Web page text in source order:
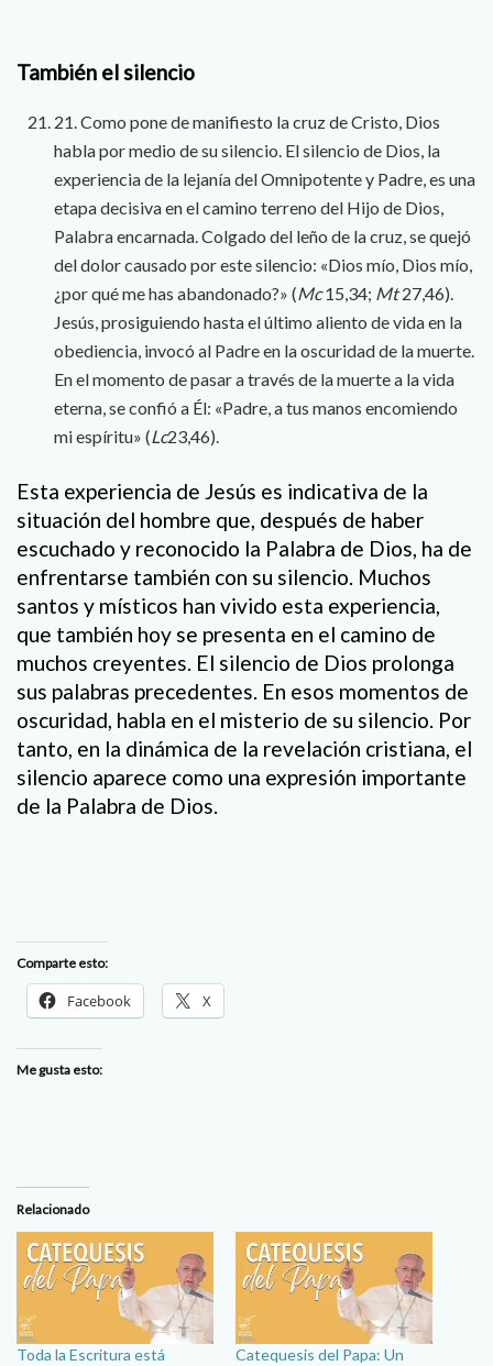
También el silencio
21. Como pone de manifiesto la cruz de Cristo, Dios
habla por medio de su silencio. El silencio de Dios, la
experiencia de la lejanía del Omnipotente y Padre, es una
etapa decisiva en el camino terreno del Hijo de Dios,
Palabra encarnada. Colgado del leño de la cruz, se quejó
del dolor causado por este silencio: «Dios mío, Dios mío,
¿por qué me has abandonado?» (Mc15,34; Mt27,46).
Jesús, prosiguiendo hasta el último aliento de vida en la
obediencia, invocó al Padre en la oscuridad de la muerte.
En el momento de pasar a través de la muerte a la vida
eterna, se confió a Él: «Padre, a tus manos encomiendo
mi espíritu» (Lc23,46).
Esta experiencia de Jesús es indicativa de la
situación del hombre que, después de haber
escuchado y reconocido la Palabra de Dios, ha de
enfrentarse también con su silencio. Muchos
santos y místicos han vivido esta experiencia,
que también hoy se presenta en el camino de
muchos creyentes. El silencio de Dios prolonga
sus palabras precedentes. En esos momentos de
oscuridad, habla en el misterio de su silencio. Por
tanto, en la dinámica de la revelación cristiana, el
silencio aparece como una expresión importante
de la Palabra de Dios.
Comparte esto:
Facebook X
Me gusta esto:
Relacionado
Toda la Escritura está
Catequesis del Papa: Un